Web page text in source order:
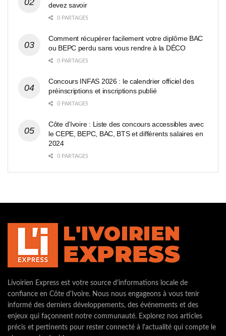
devez savoir
0 PARTAGES
Comment récupérer facilement votre diplôme BAC
ou BEPC perdu sans vous rendre à la DÉCO
0 PARTAGES
Concours INFAS 2026 : le calendrier officiel des
préinscriptions et inscriptions publié
0 PARTAGES
Côte d’Ivoire : Liste des concours accessibles avec
le CEPE, BEPC, BAC, BTS et différents salaires en
2024
0 PARTAGES
Livoirien Express est votre source d'informations locale de
confiance en Côte d'Ivoire. Nous nous engageons à vous tenir
informé des derniers développements, des événements et des
enjeux qui façonnent notre communauté. Explorez nos articles
précis et pertinents pour rester connecté à l'actualité qui compte le